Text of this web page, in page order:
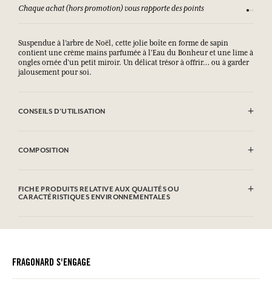
Chaque achat (hors promotion) vous rapporte des points
Suspendue à l’arbre de Noël, cette jolie boîte en forme de sapin
contient une crème mains parfumée à l’Eau du Bonheur et une lime à
ongles ornée d’un petit miroir. Un délicat trésor à offrir… ou à garder
jalousement pour soi.
CONSEILS D'UTILISATION
COMPOSITION
Distearate, Decyl Oleate, Parfum (Fragrance), Glyceryl Stearate Se,
Palmitic Acid, Stearic Acid, Oryza Sativa (Rice) Starch,
Linalool, Alpha-isomethyl ionone.
FICHE PRODUITS RELATIVE AUX QUALITÉS OU
CARACTÉRISTIQUES ENVIRONNEMENTALES
Veuillez consulter les qualités ou caractéristiques environnementales
FRAGONARD S'ENGAGE